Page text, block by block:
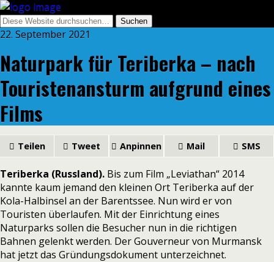
22. September 2021
Naturpark für Teriberka – nach
Touristenansturm aufgrund eines
Films
Teilen Tweet Anpinnen Mail SMS
Teriberka (Russland). Bis zum Film „Leviathan“ 2014
kannte kaum jemand den kleinen Ort Teriberka auf der
Kola-Halbinsel an der Barentssee. Nun wird er von
Touristen überlaufen. Mit der Einrichtung eines
Naturparks sollen die Besucher nun in die richtigen
Bahnen gelenkt werden. Der Gouverneur von Murmansk
hat jetzt das Gründungsdokument unterzeichnet.